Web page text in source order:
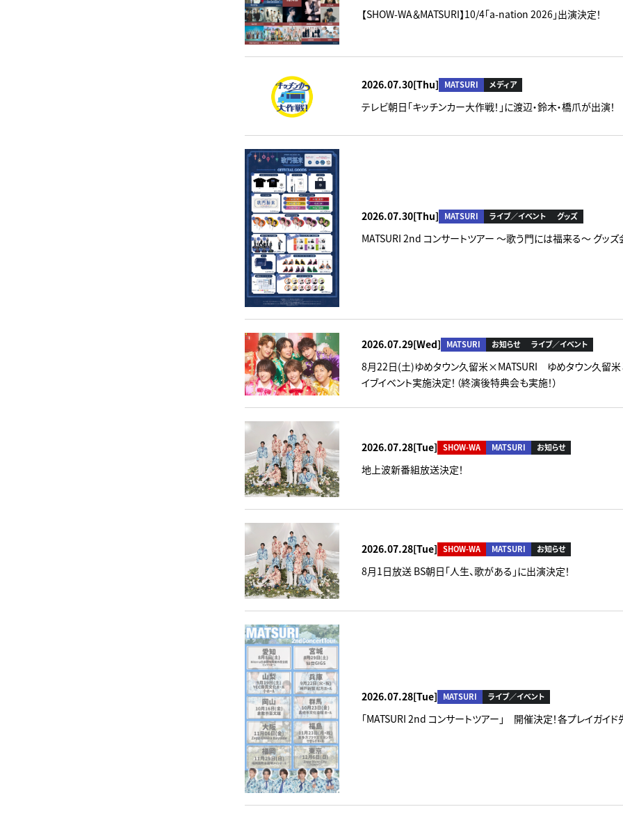
【SHOW-WA＆MATSURI】10/4「a-nation 2026」出演決定！
2026.07.30[Thu] MATSURI メディア
テレビ朝日「キッチンカー大作戦！」に渡辺・鈴木・橋爪が出演！
2026.07.30[Thu] MATSURI ライブ／イベント グッズ
MATSURI 2nd コンサートツアー ～歌う門には福来る～ グッ
2026.07.29[Wed] MATSURI お知らせ ライブ／イベント
8月22日(土)ゆめタウン久留米×MATSURI ゆめタウン久留米
イブイベント実施決定！（終演後特典会も実施！）
2026.07.28[Tue] SHOW-WA MATSURI お知らせ
地上波新番組放送決定！
2026.07.28[Tue] SHOW-WA MATSURI お知らせ
8月1日放送 BS朝日「人生、歌がある」に出演決定！
2026.07.28[Tue] MATSURI ライブ／イベント
「MATSURI 2nd コンサートツアー」 開催決定！各プレイガイ